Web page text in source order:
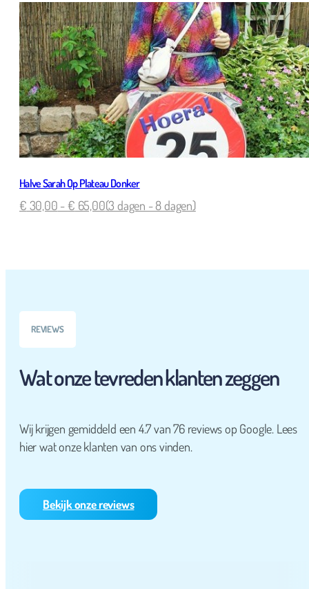
Halve Sarah Op Plateau Donker
€ 30,00 - € 65,00(3 dagen - 8 dagen)
REVIEWS
Wat onze tevreden klanten zeggen
Wij krijgen gemiddeld een 4.7 van 76 reviews op Google. Lees
hier wat onze klanten van ons vinden.
Bekijk onze reviews